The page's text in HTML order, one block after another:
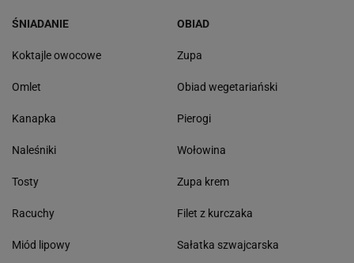
ŚNIADANIE
Koktajle owocowe
Omlet
Kanapka
Naleśniki
Tosty
Racuchy
Miód lipowy
OBIAD
Zupa
Obiad wegetariański
Pierogi
Wołowina
Zupa krem
Filet z kurczaka
Sałatka szwajcarska